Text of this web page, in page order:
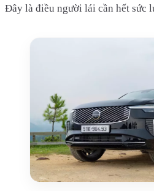
Đây là điều người lái cần hết sức